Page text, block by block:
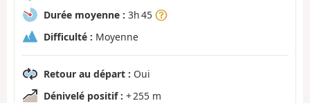
Durée moyenne : 3h 45
Difficulté : Moyenne
Retour au départ : Oui
Dénivelé positif : + 255 m